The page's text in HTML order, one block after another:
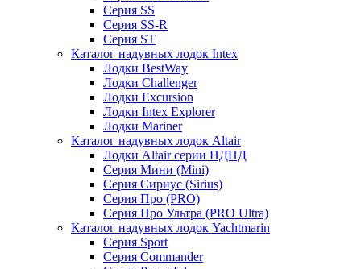
Серия SS
Серия SS-R
Серия ST
Каталог надувных лодок Intex
Лодки BestWay
Лодки Challenger
Лодки Excursion
Лодки Intex Explorer
Лодки Mariner
Каталог надувных лодок Altair
Лодки Altair серии НДНД
Серия Мини (Mini)
Серия Сириус (Sirius)
Серия Про (PRO)
Серия Про Ультра (PRO Ultra)
Каталог надувных лодок Yachtmarin
Серия Sport
Серия Commander